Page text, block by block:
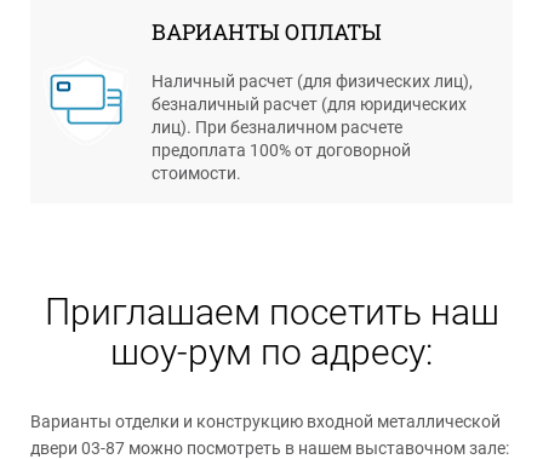
ВАРИАНТЫ ОПЛАТЫ
Наличный расчет (для физических лиц),
безналичный расчет (для юридических
лиц). При безналичном расчете
предоплата 100% от договорной
стоимости.
Приглашаем посетить наш
шоу-рум по адресу:
Варианты отделки и конструкцию входной металлической
двери 03-87 можно посмотреть в нашем выставочном зале: